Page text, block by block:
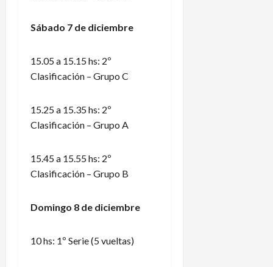
Sábado 7 de diciembre
15.05 a 15.15 hs: 2º
Clasificación – Grupo C
15.25 a 15.35 hs: 2º
Clasificación – Grupo A
15.45 a 15.55 hs: 2º
Clasificación – Grupo B
Domingo 8 de diciembre
10 hs: 1º Serie (5 vueltas)